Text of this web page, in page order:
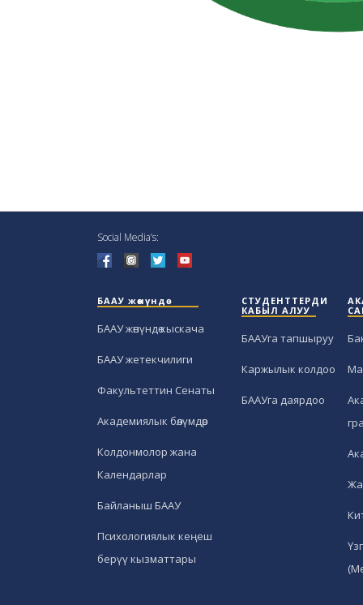
Social Media’s:
БААУ жөнүндө
БААУ жөнүндө кыскача
БААУ жетекчилиги
Факультеттин Сенаты
Академиялык бөлүмдөр
Колдонмолор жана
Календарлар
Байланыш БААУ
Психологиялык кеңеш
берүү кызматтары
СТУДЕНТТЕРДИ
КАБЫЛ АЛУУ
БААУга тапшыруу
Каржылык колдоо
БААУга даярдоо